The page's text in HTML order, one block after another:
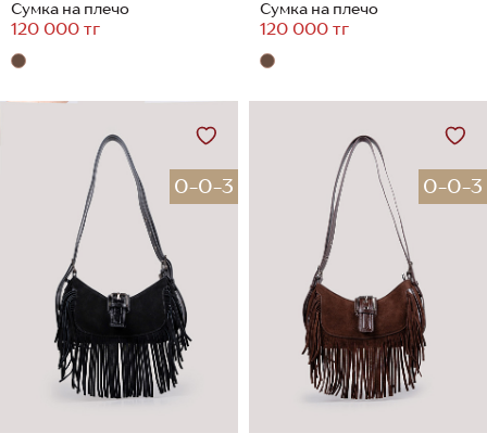
Сумка на плечо
120 000 тг
Сумка на плечо
120 000 тг
0-0-3 0-0-3